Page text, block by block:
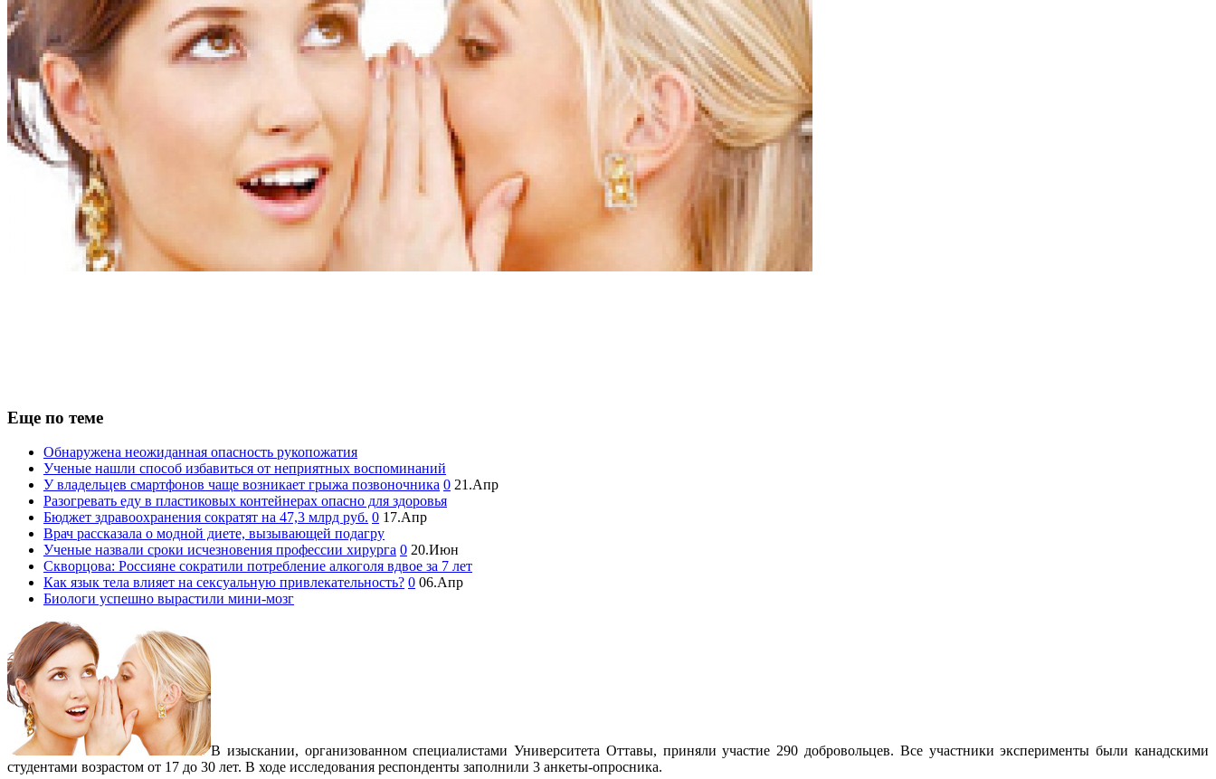
Еще по теме
Обнаружена неожиданная опасность рукопожатия
Ученые нашли способ избавиться от неприятных воспоминаний
У владельцев смартфонов чаще возникает грыжа позвоночника 0 21.Апр
Разогревать еду в пластиковых контейнерах опасно для здоровья
Бюджет здравоохранения сократят на 47,3 млрд руб. 0 17.Апр
Врач рассказала о модной диете, вызывающей подагру
Ученые назвали сроки исчезновения профессии хирурга 0 20.Июн
Скворцова: Россияне сократили потребление алкоголя вдвое за 7 лет
Как язык тела влияет на сексуальную привлекательность? 0 06.Апр
Биологи успешно вырастили мини-мозг
В изыскании, организованном специалистами Университета Оттавы, приняли участие 290 добровольцев. Все участники эксперименты были канадскими
студентами возрастом от 17 до 30 лет. В ходе исследования респонденты заполнили 3 анкеты-опросника.